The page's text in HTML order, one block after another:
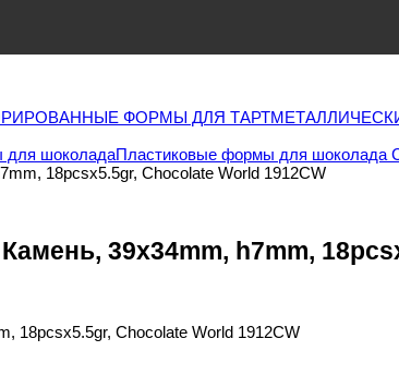
ФОРМЫ ДЛЯ ТАРТ
для шоколадаПластиковые формы для шоколада
18pcsx5.5gr, Chocolate World 1912CW
39x34mm, h7mm,